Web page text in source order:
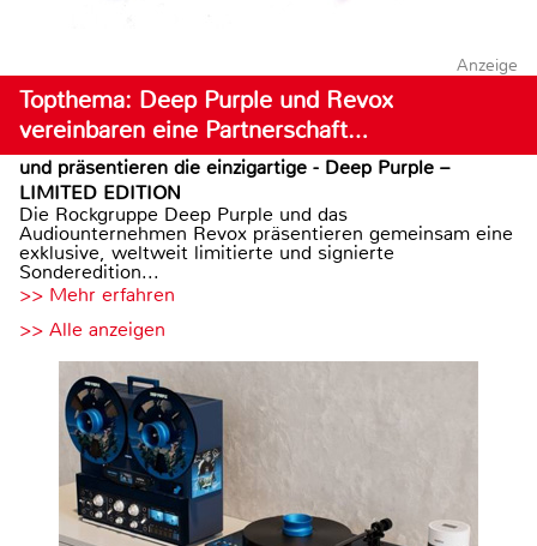
Anzeige
Topthema: Deep Purple und Revox
vereinbaren eine Partnerschaft…
und präsentieren die einzigartige - Deep Purple –
LIMITED EDITION
Die Rockgruppe Deep Purple und das
Audiounternehmen Revox präsentieren gemeinsam eine
exklusive, weltweit limitierte und signierte
Sonderedition...
>> Mehr erfahren
>> Alle anzeigen